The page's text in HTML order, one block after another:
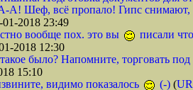
А! Шеф, всё пропало! Гипс снимают,
2018 23:49
вообще пох. это вы
писали
2018 12:30
было? Напомните, торговать
15:10
видимо показалось
(-) (